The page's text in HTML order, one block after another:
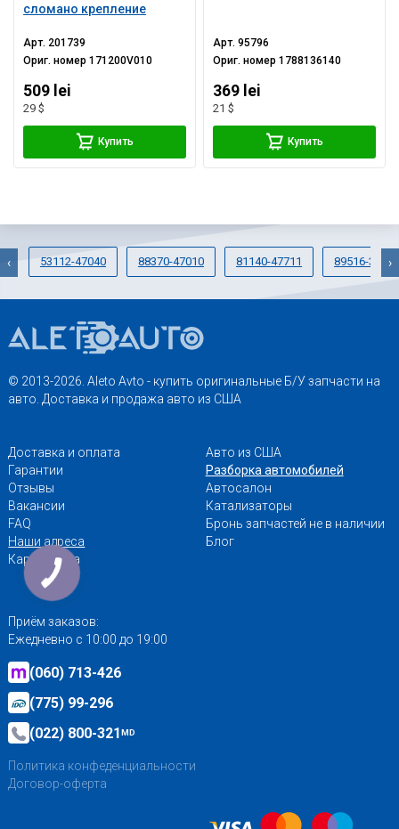
сломано крепление
Арт. 201739
Ориг. номер171200V010
509 lei
29 $
Купить
Арт.95796
Ориг. номер1788136140
369 lei
21 $
Купить
53112-47040 88370-47010 81140-47711 89516-33010
‹ ›
© 2013-2026. Aleto Avto - купить оригинальные Б/У запчасти на
авто. Доставка и продажа авто из США
Доставка и оплата
Гарантии
Отзывы
Вакансии
FAQ
Наши адреса
Карта сайта
Авто из США
Разборка автомобилей
Автосалон
Катализаторы
Бронь запчастей не в наличии
Блог
Приём заказов:
Ежедневно с 10:00 до 19:00
(060) 713-426
(775) 99-296
(022) 800-321MD
Политика конфеденциальности
Договор-оферта